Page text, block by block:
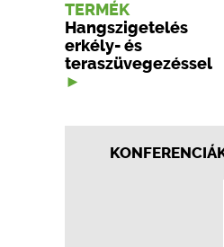
TERMÉK
Hangszigetelés
erkély- és
teraszüvegezéssel